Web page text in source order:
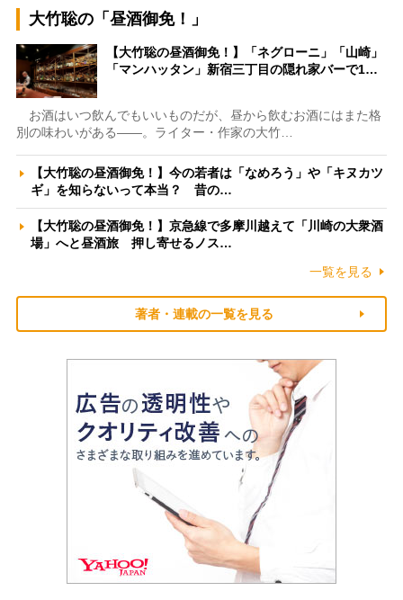
大竹聡の「昼酒御免！」
【大竹聡の昼酒御免！】「ネグローニ」「山崎」
「マンハッタン」新宿三丁目の隠れ家バーで1…
お酒はいつ飲んでもいいものだが、昼から飲むお酒にはまた格
別の味わいがある――。ライター・作家の大竹…
【大竹聡の昼酒御免！】今の若者は「なめろう」や「キヌカツ
ギ」を知らないって本当？ 昔の…
【大竹聡の昼酒御免！】京急線で多摩川越えて「川崎の大衆酒
場」へと昼酒旅 押し寄せるノス…
一覧を見る
著者・連載の一覧を見る